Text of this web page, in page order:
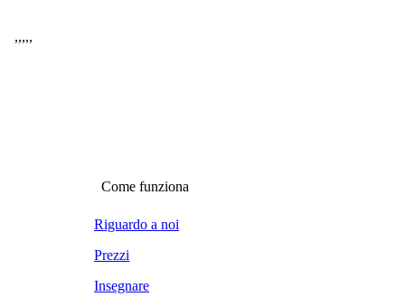
,,,,,
Come funziona
Riguardo a noi
Prezzi
Insegnare